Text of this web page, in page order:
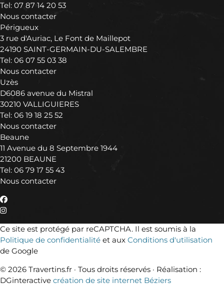
Tel: 07 87 14 20 53
Nous contacter
Périgueux
3 rue d'Auriac, Le Font de Maillepot
24190 SAINT-GERMAIN-DU-SALEMBRE
Tel: 06 07 55 03 38
Nous contacter
Uzès
D6086 avenue du Mistral
30210 VALLIGUIERES
Tel: 06 19 18 25 52
Nous contacter
Beaune
11 Avenue du 8 Septembre 1944
21200 BEAUNE
Tel: 06 79 17 55 43
Nous contacter
Ce site est protégé par reCAPTCHA. Il est soumis à la
Politique de confidentialité et aux Conditions d'utilisation
de Google
© 2026 Travertins.fr · Tous droits réservés · Réalisation :
DGinteractive création de site internet Béziers